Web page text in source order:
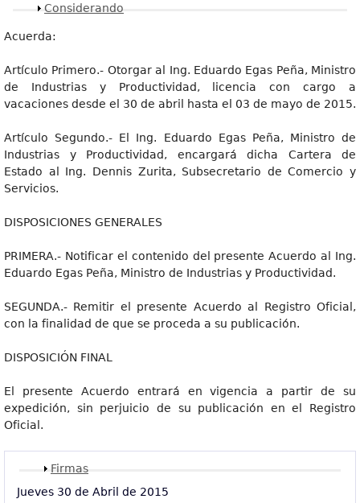
Mostrar
Considerando
Acuerda:
Artículo Primero.- Otorgar al Ing. Eduardo Egas Peña, Ministro
de Industrias y Productividad, licencia con cargo a
vacaciones desde el 30 de abril hasta el 03 de mayo de 2015.
Artículo Segundo.- El Ing. Eduardo Egas Peña, Ministro de
Industrias y Productividad, encargará dicha Cartera de
Estado al Ing. Dennis Zurita, Subsecretario de Comercio y
Servicios.
DISPOSICIONES GENERALES
PRIMERA.- Notificar el contenido del presente Acuerdo al Ing.
Eduardo Egas Peña, Ministro de Industrias y Productividad.
SEGUNDA.- Remitir el presente Acuerdo al Registro Oficial,
con la finalidad de que se proceda a su publicación.
DISPOSICIÓN FINAL
El presente Acuerdo entrará en vigencia a partir de su
expedición, sin perjuicio de su publicación en el Registro
Oficial.
Mostrar
Firmas
Jueves 30 de Abril de 2015